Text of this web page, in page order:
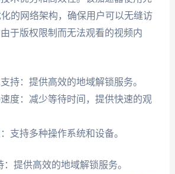
的网络架构，确保用户可以无缝访
于版权限制而无法观看的视频内
持：提供高效的地域解锁服务。
度：减少等待时间，提供快速的观
支持多种操作系统和设备。
提供高效的地域解锁服务。